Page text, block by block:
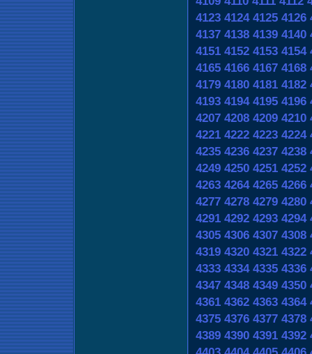
4123 4124 4125 4126
4137 4138 4139 4140
4151 4152 4153 4154
4165 4166 4167 4168
4179 4180 4181 4182
4193 4194 4195 4196
4207 4208 4209 4210
4221 4222 4223 4224
4235 4236 4237 4238
4249 4250 4251 4252
4263 4264 4265 4266
4277 4278 4279 4280
4291 4292 4293 4294
4305 4306 4307 4308
4319 4320 4321 4322
4333 4334 4335 4336
4347 4348 4349 4350
4361 4362 4363 4364
4375 4376 4377 4378
4389 4390 4391 4392